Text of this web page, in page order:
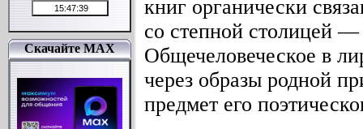
Скачайте MAX
книг органически
со степной столицей
Общечеловеческое в
через образы родной
предмет его